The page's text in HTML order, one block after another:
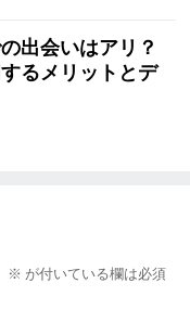
出会いはアリ？
るメリットとデ
※ が付いている欄は必須